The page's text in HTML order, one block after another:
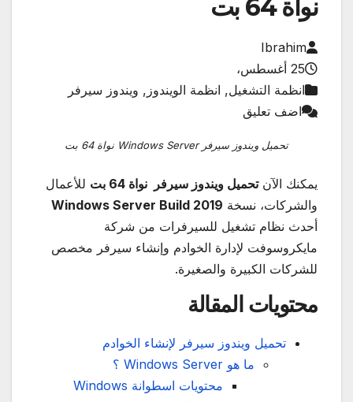
نواة 64 بت
Ibrahim
25 أغسطس،
انظمة التشغيل, انظمة الويندوز, ويندوز سيرفر
اضف تعليق
تحميل ويندوز سيرفر Windows Server نواة 64 بت
يمكنك الآنتحميل ويندوز سيرفر نواة 64 بت
للأعمال
والشركات، نسخة Windows Server Build 2019
أحدث نظام تشغيل للسيرفرات من شركة
مايكروسوفت لإدارة الخوادم وإنشاء سيرفر مخصص
للشركات الكبيرة والصغيرة.
محتويات المقالة
تحميل ويندوز سيرفر لإنشاء الخوادم
ما هو Windows Server ؟
محتويات اسطوانة Windows